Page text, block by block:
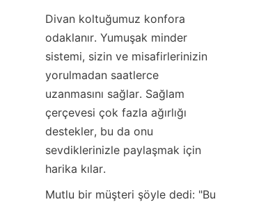
Divan koltuğumuz konfora
odaklanır. Yumuşak minder
sistemi, sizin ve misafirlerinizin
yorulmadan saatlerce
uzanmasını sağlar. Sağlam
çerçevesi çok fazla ağırlığı
destekler, bu da onu
sevdiklerinizle paylaşmak için
harika kılar.
Mutlu bir müşteri şöyle dedi: "Bu